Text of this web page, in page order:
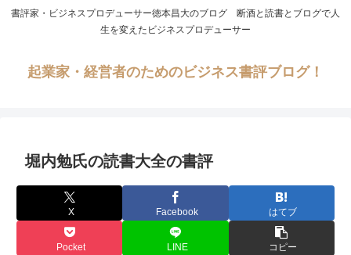
書評家・ビジネスプロデューサー徳本昌大のブログ 断酒と読書とブログで人
生を変えたビジネスプロデューサー
起業家・経営者のためのビジネス書評ブログ！
堀内勉氏の読書大全の書評
X Facebook はてブ
Pocket LINE コピー